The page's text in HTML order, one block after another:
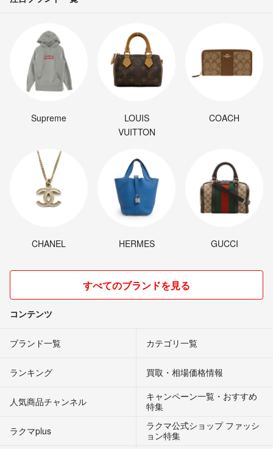
Supreme
LOUIS
VUITTON
COACH
CHANEL HERMES GUCCI
すべてのブランドを見る
コンテンツ
ブランド一覧 カテゴリ一覧
ランキング 買取・相場価格情報
人気商品チャンネル
キャンペーン一覧・おすすめ
特集
ラクマplus
ラクマ公式ショップ ファッシ
ョン特集